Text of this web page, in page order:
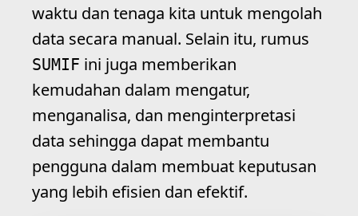
waktu dan tenaga kita untuk mengolah
data secara manual. Selain itu, rumus
SUMIF ini juga memberikan
kemudahan dalam mengatur,
menganalisa, dan menginterpretasi
data sehingga dapat membantu
pengguna dalam membuat keputusan
yang lebih efisien dan efektif.